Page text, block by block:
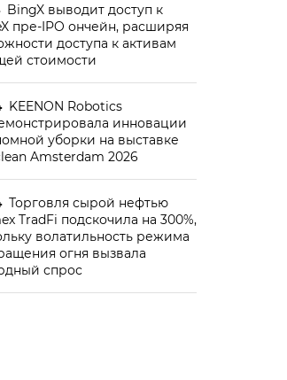
BingX выводит доступ к
пре-IPO ончейн, расширяя
доступа к активам
стоимости
KEENON Robotics
инновации
уборки на выставке
Amsterdam 2026
Торговля сырой нефтью
TradFi подскочила на 300%,
волатильность режима
огня вызвала
спрос